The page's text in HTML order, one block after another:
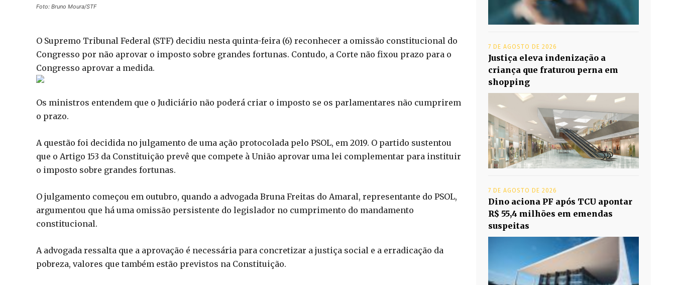
Foto: Bruno Moura/STF
O Supremo Tribunal Federal (STF) decidiu nesta quinta-feira (6) reconhecer a omissão constitucional do
Congresso por não aprovar o imposto sobre grandes fortunas. Contudo, a Corte não fixou prazo para o
Congresso aprovar a medida.
Os ministros entendem que o Judiciário não poderá criar o imposto se os parlamentares não cumprirem
o prazo.
A questão foi decidida no julgamento de uma ação protocolada pelo PSOL, em 2019. O partido sustentou
que o Artigo 153 da Constituição prevê que compete à União aprovar uma lei complementar para instituir
o imposto sobre grandes fortunas.
O julgamento começou em outubro, quando a advogada Bruna Freitas do Amaral, representante do PSOL,
argumentou que há uma omissão persistente do legislador no cumprimento do mandamento
constitucional.
A advogada ressalta que a aprovação é necessária para concretizar a justiça social e a erradicação da
pobreza, valores que também estão previstos na Constituição.
7 DE AGOSTO DE 2026
Justiça eleva indenização a
criança que fraturou perna em
shopping
7 DE AGOSTO DE 2026
Dino aciona PF após TCU apontar
R$ 55,4 milhões em emendas
suspeitas